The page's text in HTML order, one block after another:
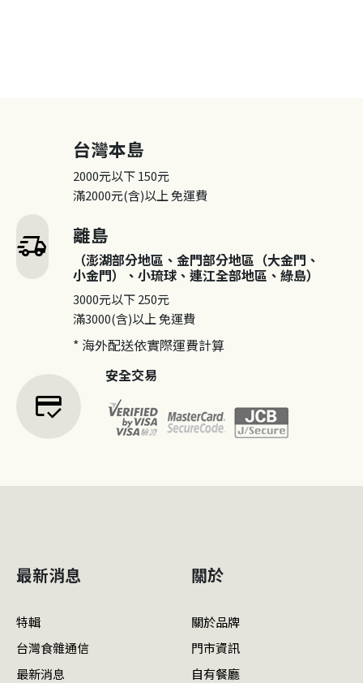
delivery_truck_speed
台灣本島
2000元以下150元
滿2000元(含)以上免運費
離島
（澎湖部分地區、金門部分地區（大金門、
小金門）、小琉球、連江全部地區、綠島）
3000元以下250元
滿3000(含)以上免運費
* 海外配送依實際運費計算
credit_score
安全交易
最新消息
特輯
台灣食雜通信
最新消息
關於
關於品牌
門市資訊
自有餐廳